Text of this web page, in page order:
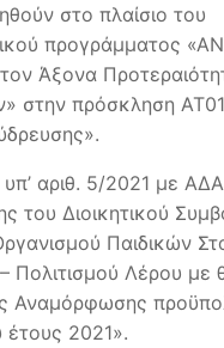
στο πλαίσιο του
προγράμματος
Άξονα
στην πρόσκληση
υπ’ αριθ. 5/2021 με
του Διοικητικού
Παιδικών
Πολιτισμού Λέρου με
Αναμόρφωσης
έτους 2021».